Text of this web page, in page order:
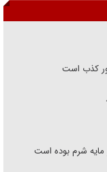
کذب است
مایه شرم بوده است